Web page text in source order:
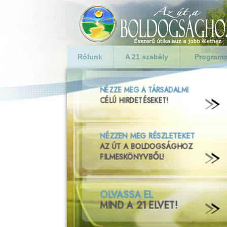
Rólunk
Mi Az út a boldogsághoz?
Küldetésnyilatkozat
L. Ron Hubbard
Gyakran ismételt kérdések
A 21 szabály
BOLDOGSÁG
1. Törődj magaddal!
2. Légy mértékletes!
3. Ne légy szabados
a szerelemben!
4. Szeresd és segítsd
a gyerekeket!
5. Tiszteld és segítsd
a szüleid!
6. Mutass jó példát!
7. Törekedj az
igazsággal élni!
Bevezetés
Mutass jó
Sikerek a